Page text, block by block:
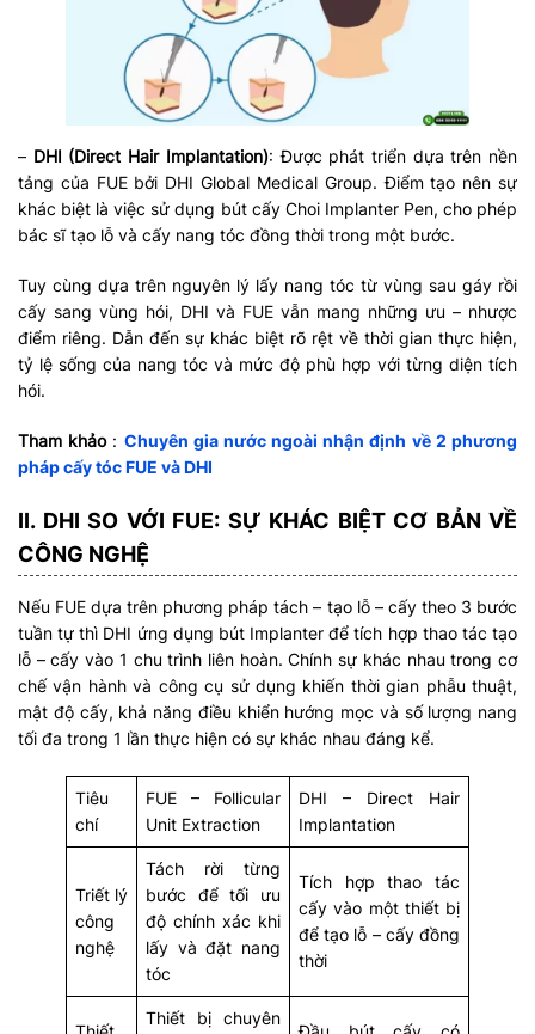
– DHI (Direct Hair Implantation): Được phát triển dựa trên nền
tảng của FUE bởi DHI Global Medical Group. Điểm tạo nên sự
khác biệt là việc sử dụng bút cấy Choi Implanter Pen, cho phép
bác sĩ tạo lỗ và cấy nang tóc đồng thời trong một bước.
Tuy cùng dựa trên nguyên lý lấy nang tóc từ vùng sau gáy rồi
cấy sang vùng hói, DHI và FUE vẫn mang những ưu – nhược
điểm riêng. Dẫn đến sự khác biệt rõ rệt về thời gian thực hiện,
tỷ lệ sống của nang tóc và mức độ phù hợp với từng diện tích
hói.
Tham khảo: Chuyên gia nước ngoài nhận định về 2 phương
pháp cấy tóc FUE và DHI
II. DHI SO VỚI FUE: SỰ KHÁC BIỆT CƠ BẢN VỀ
CÔNG NGHỆ
Nếu FUE dựa trên phương pháp tách – tạo lỗ – cấy theo 3 bước
tuần tự thì DHI ứng dụng bút Implanter để tích hợp thao tác tạo
lỗ – cấy vào 1 chu trình liên hoàn. Chính sự khác nhau trong cơ
chế vận hành và công cụ sử dụng khiến thời gian phẫu thuật,
mật độ cấy, khả năng điều khiển hướng mọc và số lượng nang
tối đa trong 1 lần thực hiện có sự khác nhau đáng kể.
Tiêu
chí
FUE – Follicular
Unit Extraction
DHI – Direct Hair
Implantation
Triết lý
công
nghệ
Tách rời từng
bước để tối ưu
độ chính xác khi
lấy và đặt nang
tóc
Tích hợp thao tác
cấy vào một thiết bị
để tạo lỗ – cấy đồng
thời
Thiết bị chuyên